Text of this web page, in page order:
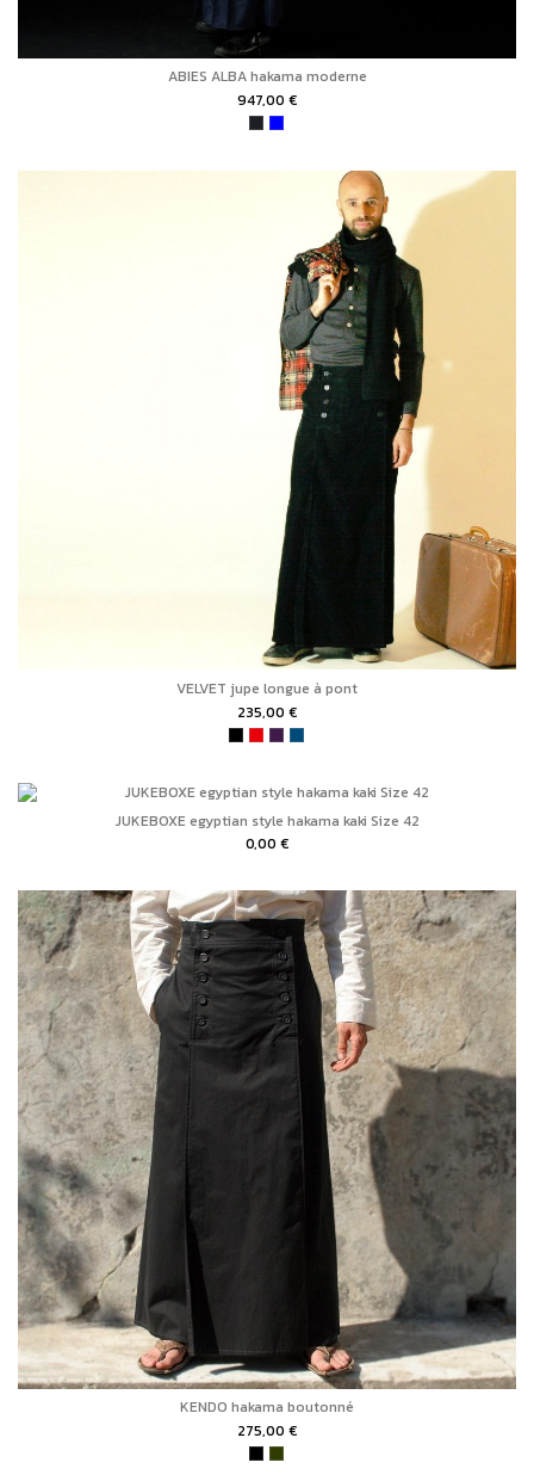
ABIES ALBA hakama moderne
947,00 €
VELVET jupe longue à pont
235,00 €
JUKEBOXE egyptian style hakama kaki Size 42
0,00 €
KENDO hakama boutonné
275,00 €